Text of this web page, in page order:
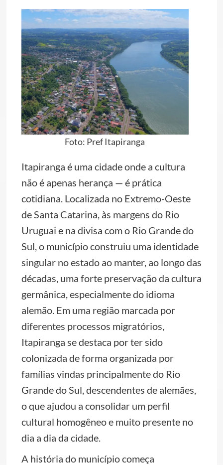
Foto: Pref Itapiranga
Itapiranga é uma cidade onde a cultura
não é apenas herança — é prática
cotidiana. Localizada no Extremo-Oeste
de Santa Catarina, às margens do Rio
Uruguai e na divisa com o Rio Grande do
Sul, o município construiu uma identidade
singular no estado ao manter, ao longo das
décadas, uma forte preservação da cultura
germânica, especialmente do idioma
alemão. Em uma região marcada por
diferentes processos migratórios,
Itapiranga se destaca por ter sido
colonizada de forma organizada por
famílias vindas principalmente do Rio
Grande do Sul, descendentes de alemães,
o que ajudou a consolidar um perfil
cultural homogêneo e muito presente no
dia a dia da cidade.
A história do município começa